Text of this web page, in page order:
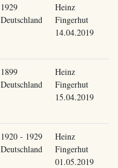
1929
Deutschland
Heinz
Fingerhut
14.04.2019
1899
Deutschland
Heinz
Fingerhut
15.04.2019
1920 - 1929
Deutschland
Heinz
Fingerhut
01.05.2019